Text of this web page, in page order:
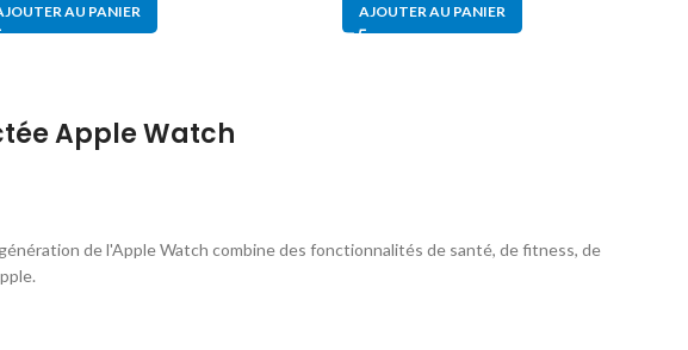
AU PANIER AJOUTER AU PANIER
Apple Watch
de l'Apple Watch combine des fonctionnalités de santé, de fitness, de